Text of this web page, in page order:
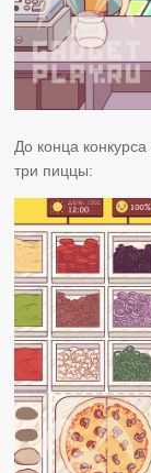
До конца
три пиццы: